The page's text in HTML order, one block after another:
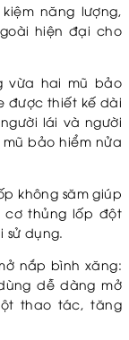
năng lượng,
hiện đại cho
vừa hai mũ bảo
được thiết kế dài
lái và người
bảo hiểm nửa
không săm giúp
cơ thủng lốp đột
dụng.
nắp bình xăng:
dễ dàng mở
thao tác, tăng